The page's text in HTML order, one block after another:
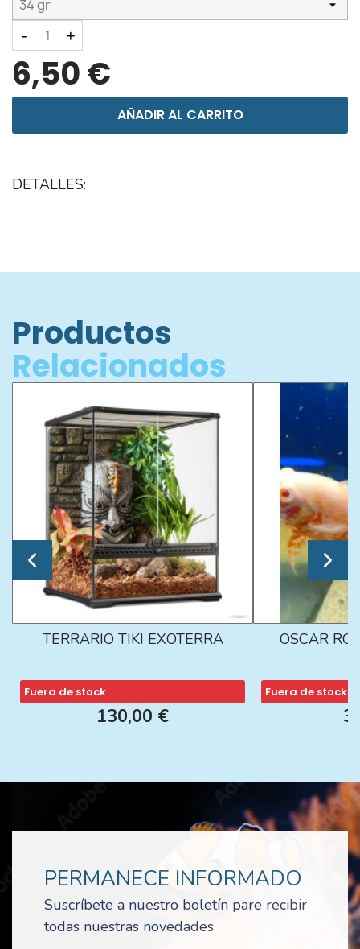
- +
6,50 €
AÑADIR AL CARRITO
DETALLES:
Productos
Relacionados
TERRARIO TIKI EXOTERRA
Fuera de stock
130,00 €
OSCAR
Fuera de stock
PERMANECE INFORMADO
Suscríbete a nuestro boletín pare recibir
todas nuestras novedades